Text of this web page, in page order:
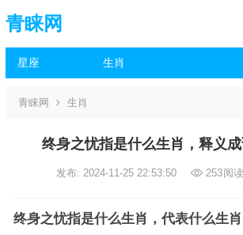
青睐网
星座 生肖
青睐网 生肖
终身之忧指是什么生肖，释义
发布: 2024-11-25 22:53:50 253阅读
终身之忧指是什么生肖，代表什么生